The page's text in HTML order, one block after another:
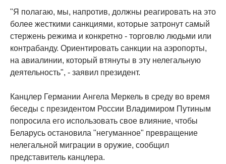
"Я полагаю, мы, напротив, должны реагировать на это
более жесткими санкциями, которые затронут самый
стержень режима и конкретно - торговлю людьми или
контрабанду. Ориентировать санкции на аэропорты,
на авиалинии, который втянуты в эту нелегальную
деятельность", - заявил президент.
Канцлер Германии Ангела Меркель в среду во время
беседы с президентом России Владимиром Путиным
попросила его использовать свое влияние, чтобы
Беларусь остановила "негуманное" превращение
нелегальной миграции в оружие, сообщил
представитель канцлера.